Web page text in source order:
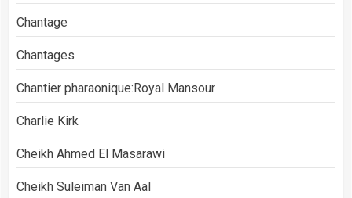
Chantage
Chantages
Chantier pharaonique:Royal Mansour
Charlie Kirk
Cheikh Ahmed El Masarawi
Cheikh Suleiman Van Aal